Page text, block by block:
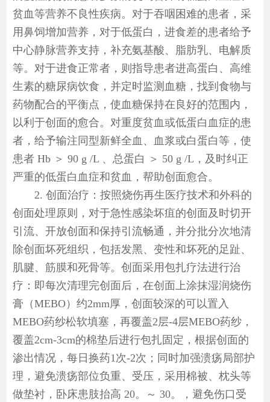
贫血等营养不良性疾病。对于吞咽困难的患者，采
用鼻饲增加营养，对于低蛋白，进食差的患者给予
中心静脉营养支持，补充氨基酸、脂肪乳、电解质
等。对于进食正常者，则指导患者进高蛋白、高维
生素的糖尿病饮食，并定时监测血糖，找到食物与
药物配合的平衡点，使血糖保持在良好的范围内，
以利于创面的愈合。对重度贫血或低蛋白血症的患
者，给予输注同型新鲜全血、血浆或白蛋白等，使
患者 Hb ＞ 90 g /L 、总蛋白 ＞ 50 g /L，及时纠正
严重的低蛋白血症和贫血，帮助创面愈合。
2. 创面治疗：按照烧伤再生医疗技术和外科的
创面处理原则，对于急性感染坏疽的创面及时切开
引流、开放创面和保持引流畅通，并分批分次地清
除创面坏死组织，包括发黑、变性和坏死的足趾、
肌腱、筋膜和死骨等。创面采用包扎疗法进行治
疗：即每次清理完创面后，在创面上涂抹湿润烧伤
膏（MEBO）约2mm厚，创面较深的可以置入
MEBO药纱松软填塞，再覆盖2层-4层MEBO药纱，
覆盖2cm-3cm的棉垫后进行包扎固定，根据创面的
渗出情况，每日换药1次-2次；同时加强溃疡局部护
理，避免溃疡部位负重、受压，采用棉被、枕头等
做垫衬，卧床患肢抬高 20。～ 30。，避免伤口受